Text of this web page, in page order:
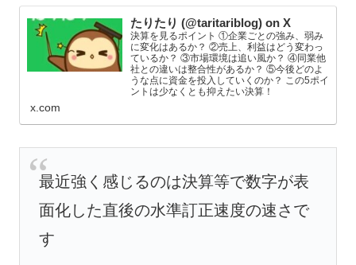
たりたり (@taritariblog) on X
決算を見るポイント ①企業ごとの強み、弱み
に変化はあるか？ ②売上、利益はどう変わっ
ているか？ ③市場環境は追い風か？ ④同業他
社との違いは整合性があるか？ ⑤今後どのよ
うな点に資金を投入していくのか？ この5ポイ
ントは少なくとも抑えたい決算！
x.com
最近強く感じるのは決算等で数字が表
面化した直後の水準訂正速度の速さで
す